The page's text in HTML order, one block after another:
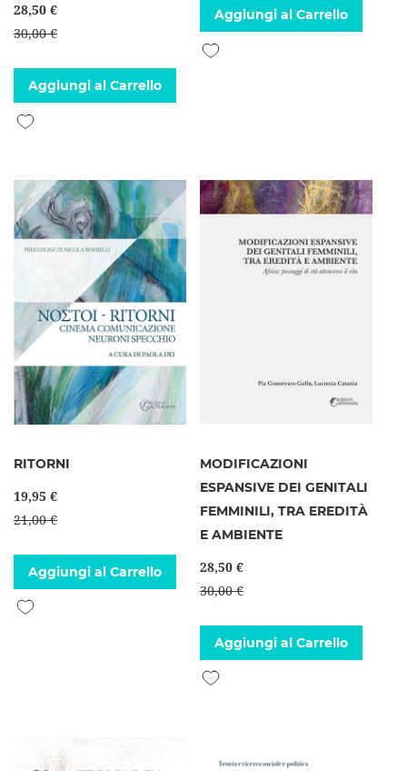
28,50 €
30,00 €
Aggiungi al Carrello
Aggiungi alla lista desideri
Aggiungi al Carrello
Aggiungi alla lista desideri
RITORNI
19,95 €
21,00 €
Aggiungi al Carrello
Aggiungi alla lista desideri
MODIFICAZIONI
ESPANSIVE DEI GENITALI
FEMMINILI, TRA EREDITÀ
E AMBIENTE
28,50 €
30,00 €
Aggiungi al Carrello
Aggiungi alla lista desideri